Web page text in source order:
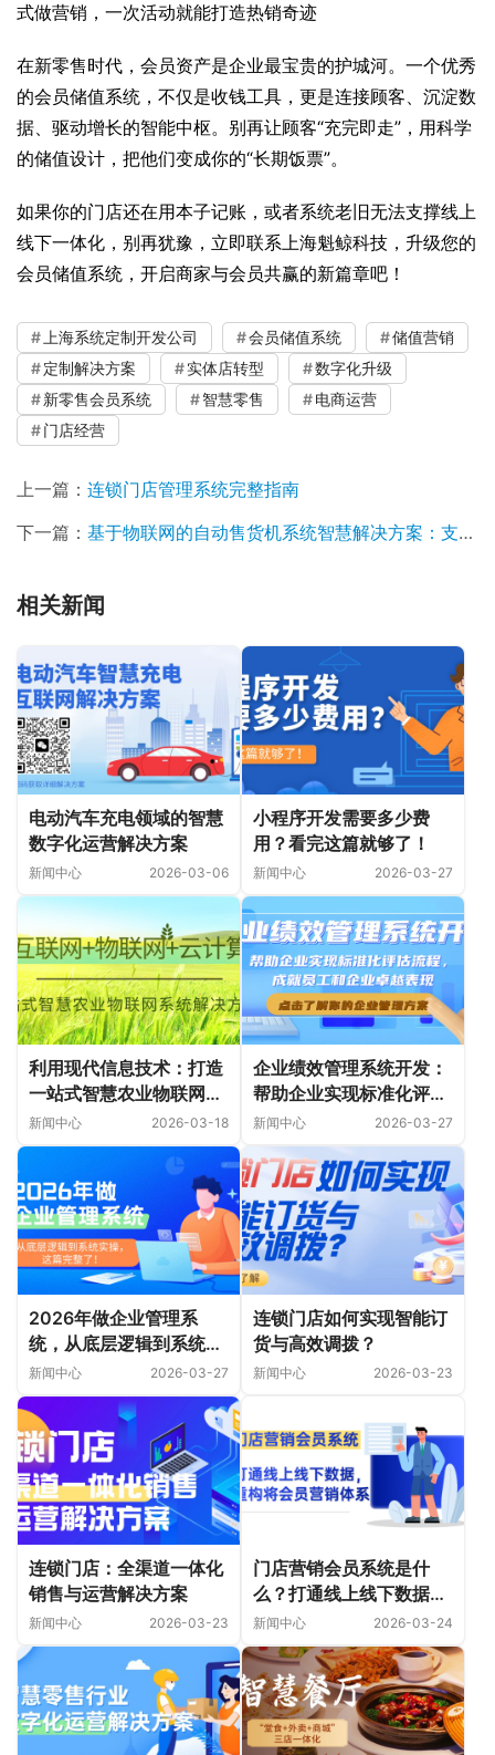
式做营销，一次活动就能打造热销奇迹
在新零售时代，会员资产是企业最宝贵的护城河。一个优秀
的会员储值系统，不仅是收钱工具，更是连接顾客、沉淀数
据、驱动增长的智能中枢。别再让顾客“充完即走”，用科学
的储值设计，把他们变成你的“长期饭票”。
如果你的门店还在用本子记账，或者系统老旧无法支撑线上
线下一体化，别再犹豫，立即联系上海魁鲸科技，升级您的
会员储值系统，开启商家与会员共赢的新篇章吧！
上海系统定制开发公司 会员储值系统
储值营销
定制解决方案
实体店转型
数字化升级
新零售会员系统
智慧零售
电商运营
门店经营
上一篇： 连锁门店管理系统完整指南
下一篇： 基于物联网的自动售货机系统智慧解决方案：支持远程监控与管理，方便运营商管理
相关新闻
电动汽车充电领域的智慧
数字化运营解决方案
新闻中心 2026-03-06
小程序开发需要多少费
用？看完这篇就够了！
新闻中心 2026-03-27
利用现代信息技术：打造
一站式智慧农业物联网系
统解决方案
新闻中心 2026-03-18
企业绩效管理系统开发：
帮助企业实现标准化评估
流程，成就员工和企业卓
越表现
新闻中心 2026-03-27
2026年做企业管理系
统，从底层逻辑到系统实
操，这篇完整了！
新闻中心 2026-03-27
连锁门店如何实现智能订
货与高效调拨？
新闻中心 2026-03-23
连锁门店：全渠道一体化
销售与运营解决方案
新闻中心 2026-03-23
门店营销会员系统是什
么？打通线上线下数据，
重构将会员营销体系
新闻中心 2026-03-24